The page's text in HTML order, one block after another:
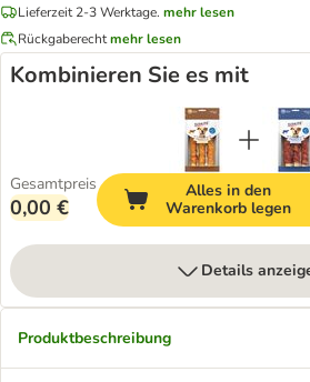
Lieferzeit 2-3 Werktage. mehr lesen
Rückgaberechtmehr lesen
Kombinieren Sie es mit
Gesamtpreis
0,00 €
Alles in den
Warenkorb legen
Details
Produktbeschreibung